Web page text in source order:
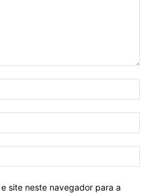
site neste navegador para a